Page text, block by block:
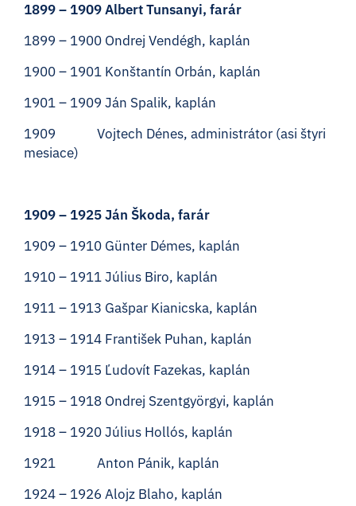
1899 – 1909 Albert Tunsanyi, farár
1899 – 1900 Ondrej Vendégh, kaplán
1900 – 1901 Konštantín Orbán, kaplán
1901 – 1909 Ján Spalik, kaplán
1909 Vojtech Dénes, administrátor (asi štyri
mesiace)
1909 – 1925 Ján Škoda, farár
1909 – 1910 Günter Démes, kaplán
1910 – 1911 Július Biro, kaplán
1911 – 1913 Gašpar Kianicska, kaplán
1913 – 1914 František Puhan, kaplán
1914 – 1915 Ľudovít Fazekas, kaplán
1915 – 1918 Ondrej Szentgyörgyi, kaplán
1918 – 1920 Július Hollós, kaplán
1921 Anton Pánik, kaplán
1924 – 1926 Alojz Blaho, kaplán